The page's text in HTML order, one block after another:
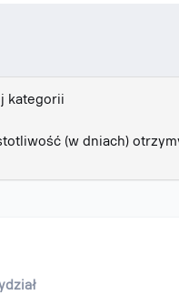
kategorii
(w dniach)